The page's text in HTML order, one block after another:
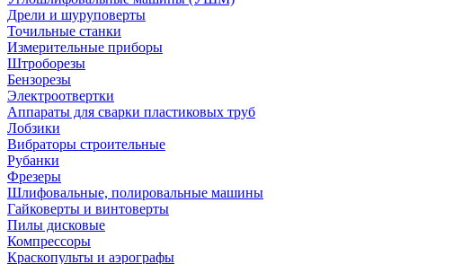
Дрели и шуруповерты
Точильные станки
Измерительные приборы
Штроборезы
Бензорезы
Электроотвертки
Аппараты для сварки пластиковых труб
Лобзики
Вибраторы строительные
Рубанки
Фрезеры
Шлифовальные, полировальные машины
Гайковерты и винтоверты
Пилы дисковые
Компрессоры
Краскопульты и аэрографы